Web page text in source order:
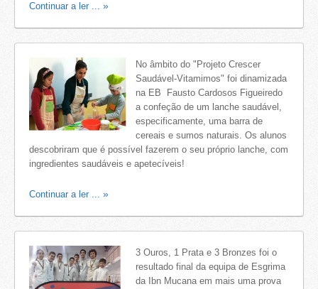
Continuar a ler ...
No âmbito do "Projeto Crescer
Saudável-Vitamimos" foi dinamizada
na EB Fausto Cardosos Figueiredo
a confeção de um lanche saudável,
especificamente, uma barra de
cereais e sumos naturais. Os alunos
descobriram que é possível fazerem o seu próprio lanche, com
ingredientes saudáveis e apetecíveis!
Continuar a ler ...
3 Ouros, 1 Prata e 3 Bronzes foi o
resultado final da equipa de Esgrima
da Ibn Mucana em mais uma prova